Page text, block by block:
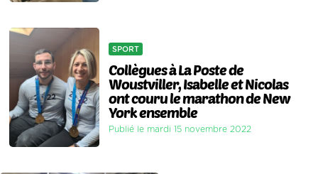
SPORT
Collègues à La Poste de
Woustviller, Isabelle et Nicolas
ont couru le marathon de New
York ensemble
Publié le mardi 15 novembre 2022